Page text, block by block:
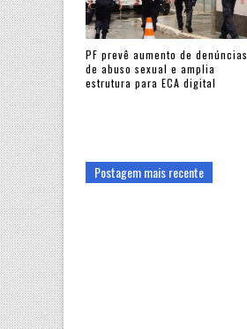
PF prevê aumento de denúncias
de abuso sexual e amplia
estrutura para ECA digital
Postagem mais recente